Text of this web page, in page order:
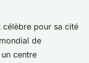
célèbre pour sa cité
de
centre